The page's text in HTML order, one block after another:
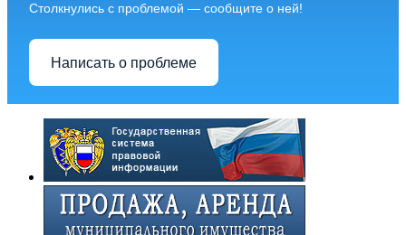
Столкнулись с проблемой — сообщите о ней!
Написать о проблеме